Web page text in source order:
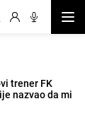
trener FK
nazvao da mi